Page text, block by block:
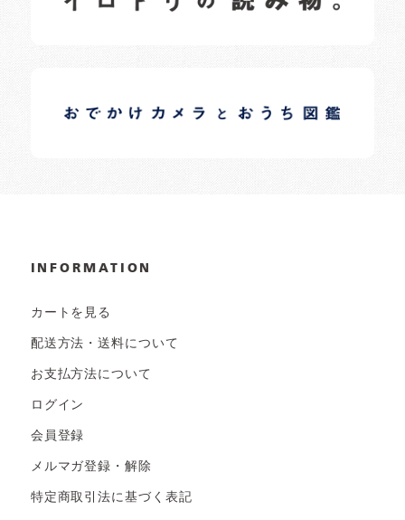
日常の様子など随時更新中です。
INFORMATION
カートを見る
配送方法・送料について
お支払方法について
ログイン
会員登録
メルマガ登録・解除
特定商取引法に基づく表記